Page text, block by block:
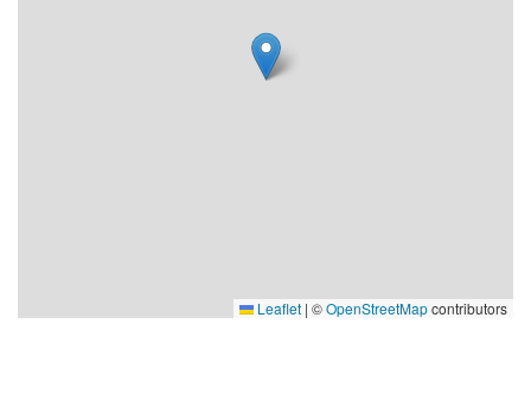
Leaflet | ©OpenStreetMapcontributors